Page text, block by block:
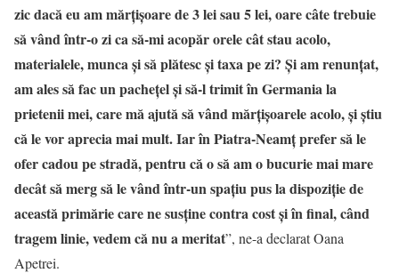
zic dacă eu am mărțișoare de 3 lei sau 5 lei, oare câte trebuie
să vând într-o zi ca să-mi acopăr orele cât stau acolo,
materialele, munca și să plătesc și taxa pe zi? Și am renunțat,
am ales să fac un pachețel și să-l trimit în Germania la
prietenii mei, care mă ajută să vând mărțișoarele acolo, și știu
că le vor aprecia mai mult. Iar în Piatra-Neamț prefer să le
ofer cadou pe stradă, pentru că o să am o bucurie mai mare
decât să merg să le vând într-un spațiu pus la dispoziție de
această primărie care ne susține contra cost și în final, când
tragem linie, vedem că nu a meritat”, ne-a declarat Oana
Apetrei.